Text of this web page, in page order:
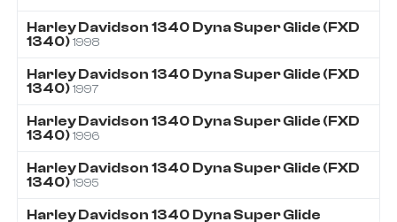
Harley Davidson 1340 Dyna Super Glide (FXD
1340) 1998
Harley Davidson 1340 Dyna Super Glide (FXD
1340) 1997
Harley Davidson 1340 Dyna Super Glide (FXD
1340) 1996
Harley Davidson 1340 Dyna Super Glide (FXD
1340) 1995
Harley Davidson 1340 Dyna Super Glide